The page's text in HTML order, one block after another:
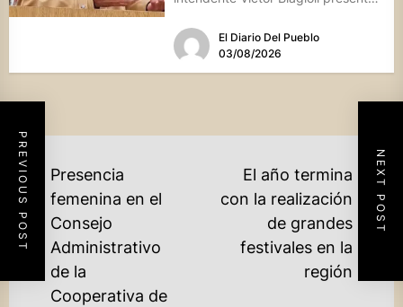
PREVIOUS POST NEXT POST
El Diario Del Pueblo
03/08/2026
NAVEGACIÓN
DE
ENTRADAS
Previous
post:
Presencia
femenina en el
Consejo
Administrativo
de la
Cooperativa de
El año termina
con la realización
de grandes
festivales en la
región